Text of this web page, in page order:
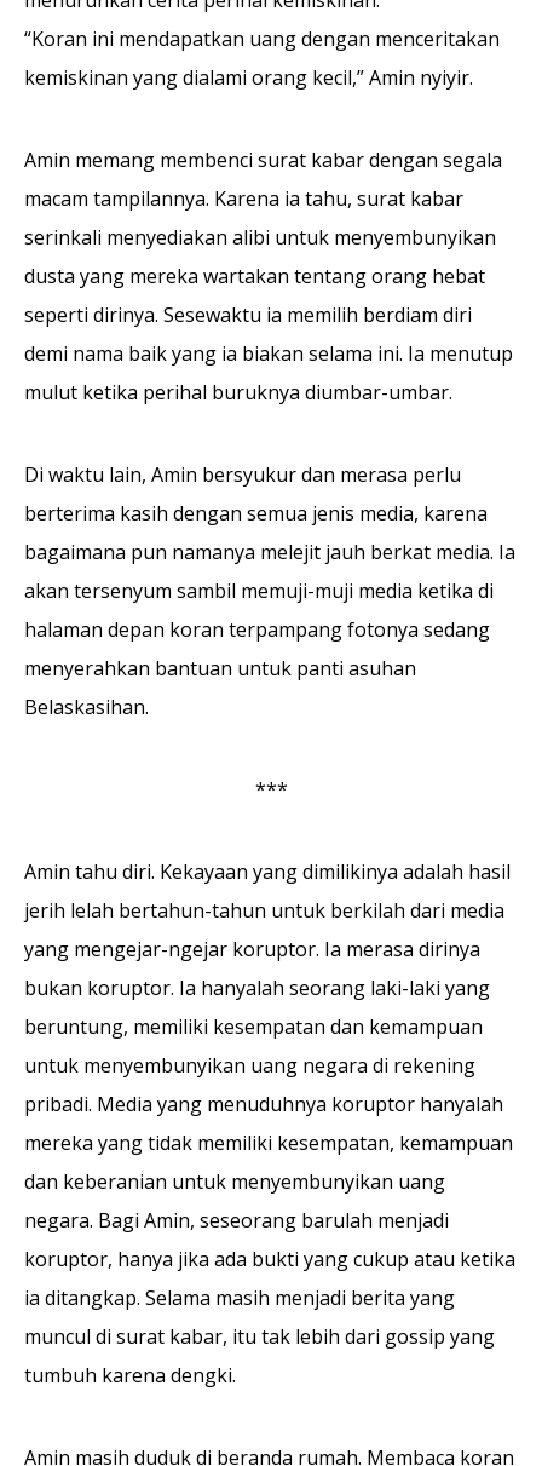
“Koran ini mendapatkan uang dengan menceritakan
kemiskinan yang dia­lami orang kecil,” Amin nyiyir.
Amin memang membenci surat kabar dengan segala
macam tampilannya. Karena ia tahu, surat kabar
serinkali menyediakan alibi untuk menyembunyikan
dusta yang mereka wartakan tentang orang hebat
seperti dirinya. Sesewaktu ia memilih ber­diam diri
demi nama baik yang ia biakan selama ini. Ia menutup
mulut ketika perihal buruknya diumbar-umbar.
Di waktu lain, Amin bersyukur dan merasa perlu
berterima kasih dengan semua jenis media, karena
bagaimana pun namanya melejit jauh berkat media. Ia
akan tersenyum sambil memuji-muji media ketika di
halaman depan koran terpampang fotonya sedang
menyerahkan bantuan untuk panti asuhan
Belaskasihan.
***
Amin tahu diri. Kekaya­an yang dimilikinya adalah hasil
jerih lelah bertahun-tahun untuk berkilah dari media
yang mengejar-ngejar koruptor. Ia merasa dirinya
bukan koruptor. Ia hanyalah seorang laki-laki yang
beruntung, memiliki kesempatan dan kemampuan
untuk menyembunyikan uang negara di rekening
pribadi. Media yang menuduhnya koruptor hanyalah
mereka yang tidak memiliki kesempatan, kemampuan
dan keberanian untuk menyembunyikan uang
negara. Bagi Amin, seseorang barulah menjadi
koruptor, hanya jika ada bukti yang cukup atau ketika
ia ditangkap. Selama masih menjadi berita yang
muncul di surat kabar, itu tak lebih dari gossip yang
tumbuh karena dengki.
Amin masih duduk di beranda rumah. Membaca koran